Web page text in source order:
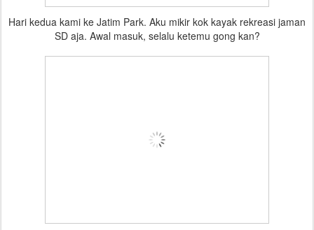
Hari kedua kami ke Jatim Park. Aku mikir kok kayak rekreasi jaman
SD aja. Awal masuk, selalu ketemu gong kan?